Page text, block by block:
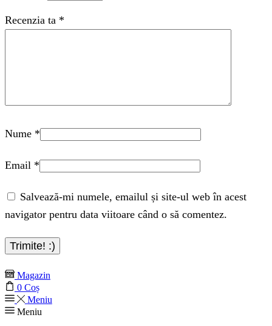
Recenzia ta *
Nume *
Email *
Salvează-mi numele, emailul și site-ul web în acest
navigator pentru data viitoare când o să comentez.
Magazin
0 Coș
Meniu
Meniu